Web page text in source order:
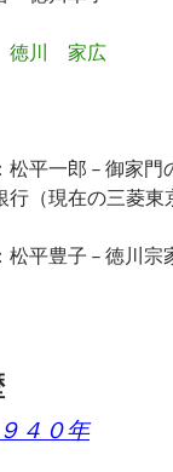
徳川 家広
松平一郎 – 御家門
行（現在の三菱東
松平豊子 – 徳川
４０年